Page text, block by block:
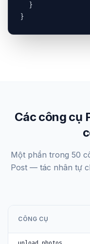
  }
}
Các công cụ
Một phần trong 50
Post — tác nhân tự
CÔNG CỤ